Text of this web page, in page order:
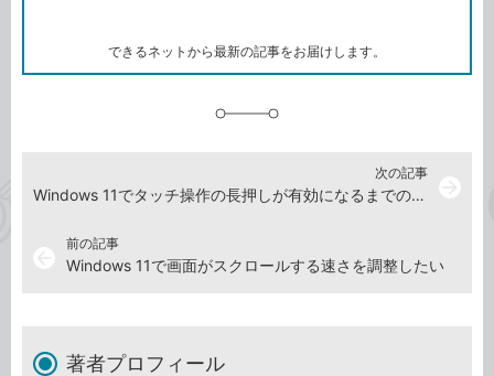
ク
できるネットから最新の記事をお届けします。
前の記事
Windows 11で画面がスクロールする速さを調整したい
次の記事
Windows 11でタッチ操作の長押しが有効になるまでの時間を調整するには
著者プロフィール